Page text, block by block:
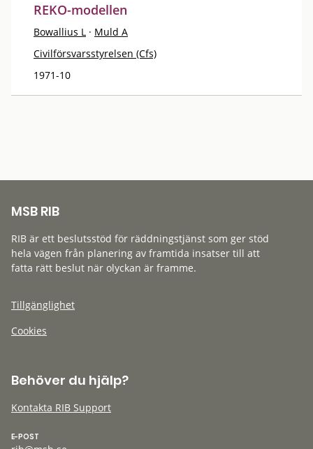
REKO-modellen
Bowallius L · Muld A
Civilförsvarsstyrelsen (Cfs)
1971-10
MSB RIB
RIB är ett beslutsstöd för räddningstjänst som ger stöd
hela vägen från planering av framtida insatser till att
fatta rätt beslut när olyckan är framme.
Tillgänglighet
Cookies
Behöver du hjälp?
Kontakta RIB Support
E-POST